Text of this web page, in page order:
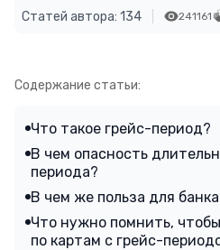
Статей автора: 134 241161
Содержание статьи:
Что такое грейс-период?
В чем опасность
периода?
В чем же польза для
Что нужно помнить,
по картам с грейс-